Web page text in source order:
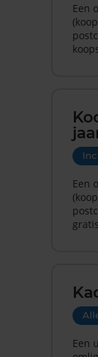
Een
Een
Een